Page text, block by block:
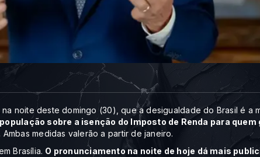
noite deste domingo (30), que a desigualdade do Brasil é a
sobre a isenção do Imposto de Renda para quem
Ambas medidas valerão a partir de janeiro.
em Brasília. O pronunciamento na noite de hoje dá mais